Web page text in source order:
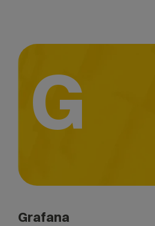
G
Grafana